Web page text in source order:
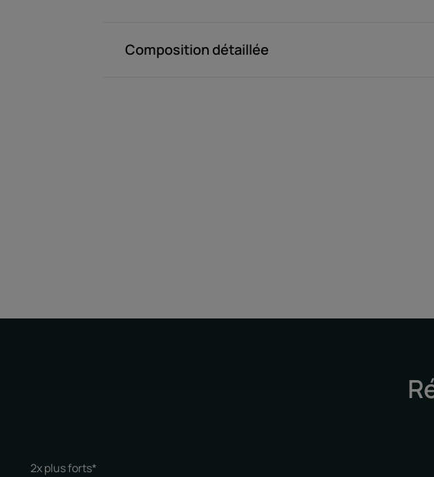
Composition détaillée
2x plus forts*